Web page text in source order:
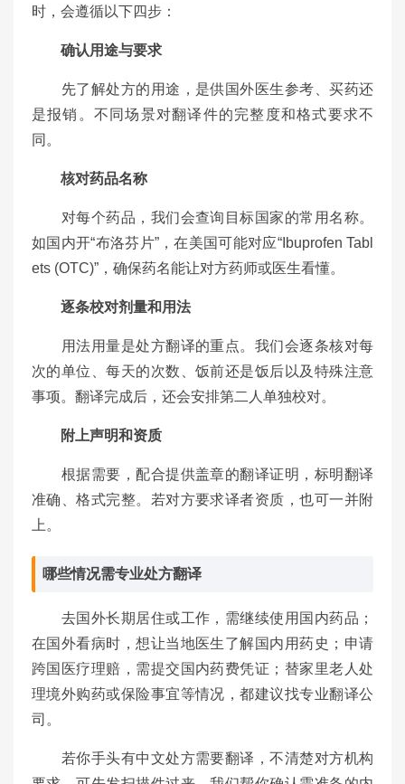
时，会遵循以下四步：
确认用途与要求
先了解处方的用途，是供国外医生参考、买药还
是报销。不同场景对翻译件的完整度和格式要求不
同。
核对药品名称
对每个药品，我们会查询目标国家的常用名称。
如国内开“布洛芬片”，在美国可能对应“Ibuprofen Tabl
ets (OTC)”，确保药名能让对方药师或医生看懂。
逐条校对剂量和用法
用法用量是处方翻译的重点。我们会逐条核对每
次的单位、每天的次数、饭前还是饭后以及特殊注意
事项。翻译完成后，还会安排第二人单独校对。
附上声明和资质
根据需要，配合提供盖章的翻译证明，标明翻译
准确、格式完整。若对方要求译者资质，也可一并附
上。
哪些情况需专业处方翻译
去国外长期居住或工作，需继续使用国内药品；
在国外看病时，想让当地医生了解国内用药史；申请
跨国医疗理赔，需提交国内药费凭证；替家里老人处
理境外购药或保险事宜等情况，都建议找专业翻译公
司。
若你手头有中文处方需要翻译，不清楚对方机构